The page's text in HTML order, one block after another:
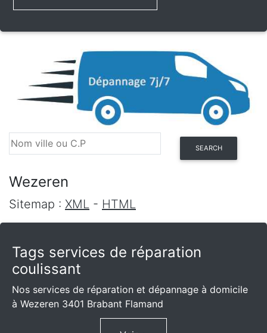
SEARCH
Wezeren
Sitemap : XML - HTML
Tags services de réparation
coulissant
Nos services de réparation et dépannage à domicile
à Wezeren 3401 Brabant Flamand